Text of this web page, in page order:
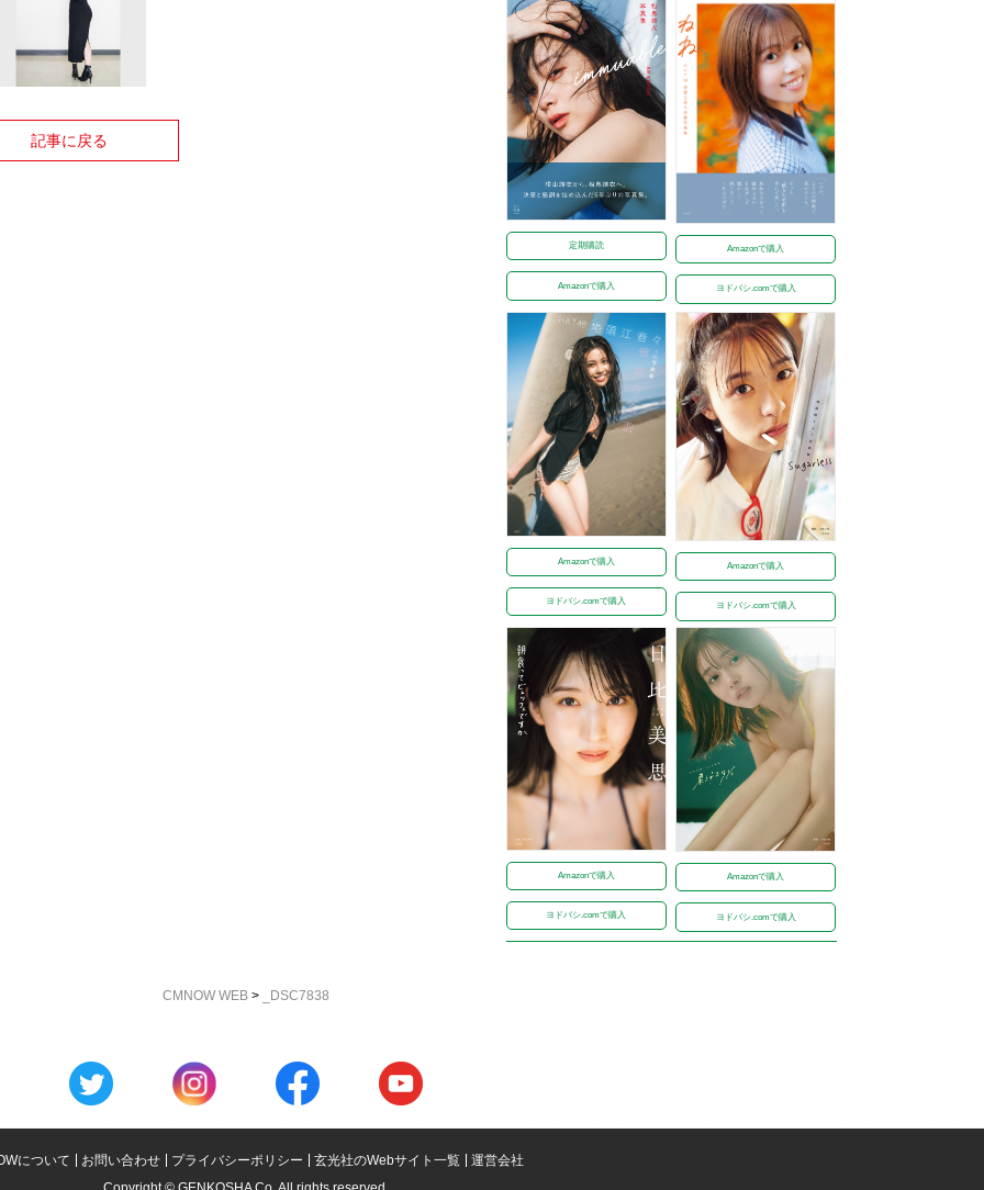
記事に戻る
定期購読
Amazonで購入
Amazonで購入
ヨドバシ.comで購入
Amazonで購入
ヨドバシ.comで購入
Amazonで購入
ヨドバシ.comで購入
Amazonで購入
ヨドバシ.comで購入
Amazonで購入
ヨドバシ.comで購入
CMNOW WEB > _DSC7838
について お問い合わせ プライバシーポリシー 玄光社のWebサイト一覧
運営会社